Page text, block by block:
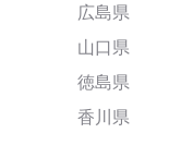
広島県
山口県
徳島県
香川県